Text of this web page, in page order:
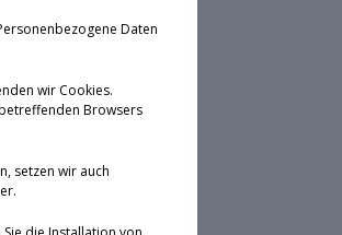
Daten
wir Cookies.
Browsers
setzen wir auch